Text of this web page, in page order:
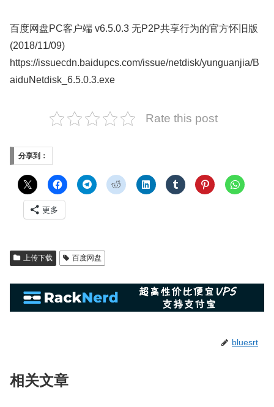
百度网盘PC客户端 v6.5.0.3 无P2P共享行为的官方怀旧版
(2018/11/09)
https://issuecdn.baidupcs.com/issue/netdisk/yunguanjia/B
aiduNetdisk_6.5.0.3.exe
Rate this post
分享到：
更多
上传下载 百度网盘
bluesrt
相关文章